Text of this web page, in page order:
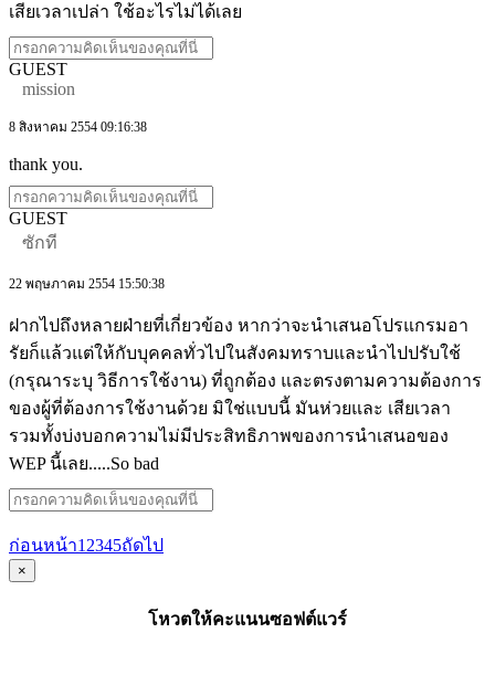
เสียเวลาเปล่า ใช้อะไรไม่ได้เลย
GUEST
mission
8 สิงหาคม 2554 09:16:38
thank you.
GUEST
ซักที
22 พฤษภาคม 2554 15:50:38
ฝากไปถึงหลายฝ่ายที่เกี่ยวข้อง หากว่าจะนำเสนอโปรแกรมอา
รัยก็แล้วแต่ให้กับบุคคลทั่วไปในสังคมทราบและนำไปปรับใช้
(กรุณาระบุ วิธีการใช้งาน) ที่ถูกต้อง และตรงตามความต้องการ
ของผู้ที่ต้องการใช้งานด้วย มิใช่แบบนี้ มันห่วยและ เสียเวลา
รวมทั้งบ่งบอกความไม่มีประสิทธิภาพของการนำเสนอของ
WEP นี้เลย.....So bad
ก่อนหน้า1 2345ถัดไป
×
โหวตให้คะแนนซอฟต์แวร์